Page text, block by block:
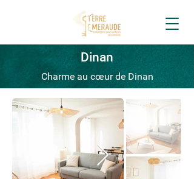
Dinan
Charme au cœur de Dinan